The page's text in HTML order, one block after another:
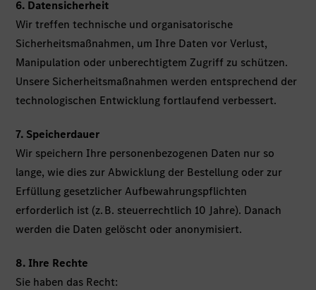
6. Datensicherheit
Wir treffen technische und organisatorische
Sicherheitsmaßnahmen, um Ihre Daten vor Verlust,
Manipulation oder unberechtigtem Zugriff zu schützen.
Unsere Sicherheitsmaßnahmen werden entsprechend der
technologischen Entwicklung fortlaufend verbessert.
7. Speicherdauer
Wir speichern Ihre personenbezogenen Daten nur so
lange, wie dies zur Abwicklung der Bestellung oder zur
Erfüllung gesetzlicher Aufbewahrungspflichten
erforderlich ist (z. B. steuerrechtlich 10 Jahre). Danach
werden die Daten gelöscht oder anonymisiert.
8. Ihre Rechte
Sie haben das Recht: